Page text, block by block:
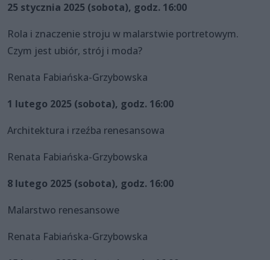
25 stycznia 2025 (sobota), godz. 16:00
Rola i znaczenie stroju w malarstwie portretowym.
Czym jest ubiór, strój i moda?
Renata Fabiańska-Grzybowska
1 lutego 2025 (sobota), godz. 16:00
Architektura i rzeźba renesansowa
Renata Fabiańska-Grzybowska
8 lutego 2025 (sobota), godz. 16:00
Malarstwo renesansowe
Renata Fabiańska-Grzybowska